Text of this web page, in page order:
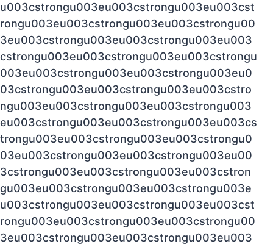
u003cstrongu003eu003cstrongu003eu003cst
rongu003eu003cstrongu003eu003cstrongu00
3eu003cstrongu003eu003cstrongu003eu003
cstrongu003eu003cstrongu003eu003cstrongu
003eu003cstrongu003eu003cstrongu003eu0
03cstrongu003eu003cstrongu003eu003cstro
ngu003eu003cstrongu003eu003cstrongu003
eu003cstrongu003eu003cstrongu003eu003cs
trongu003eu003cstrongu003eu003cstrongu0
03eu003cstrongu003eu003cstrongu003eu00
3cstrongu003eu003cstrongu003eu003cstron
gu003eu003cstrongu003eu003cstrongu003e
u003cstrongu003eu003cstrongu003eu003cst
rongu003eu003cstrongu003eu003cstrongu00
3eu003cstrongu003eu003cstrongu003eu003